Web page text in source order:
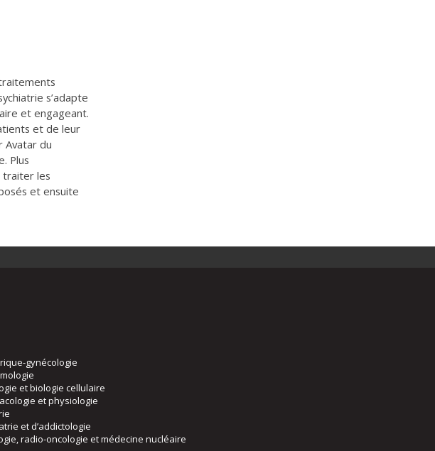
s’adapte
et engageant.
et de leur
Avatar du
Plus
traiter les
et ensuite
gynécologie
et biologie cellulaire
et physiologie
et d’addictologie
radio-oncologie et médecine nucléaire